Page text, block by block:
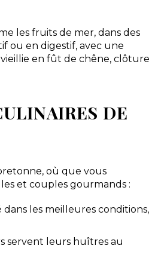
les fruits de mer, dans des
ou en digestif, avec une
en fût de chêne, clôture
DE
où que vous
et couples gourmands :
les meilleures conditions,
servent leurs huîtres au